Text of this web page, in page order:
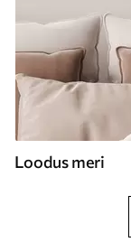
Loodus meri